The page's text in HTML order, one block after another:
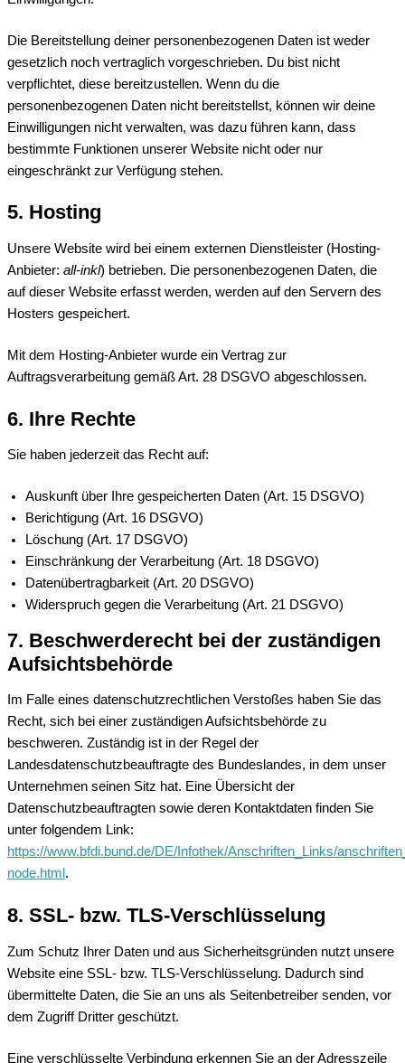
Die Bereitstellung deiner personenbezogenen Daten ist weder
gesetzlich noch vertraglich vorgeschrieben. Du bist nicht
verpflichtet, diese bereitzustellen. Wenn du die
personenbezogenen Daten nicht bereitstellst, können wir deine
Einwilligungen nicht verwalten, was dazu führen kann, dass
bestimmte Funktionen unserer Website nicht oder nur
eingeschränkt zur Verfügung stehen.
5. Hosting
Unsere Website wird bei einem externen Dienstleister (Hosting-
Anbieter: all-inkl) betrieben. Die personenbezogenen Daten, die
auf dieser Website erfasst werden, werden auf den Servern des
Hosters gespeichert.
Mit dem Hosting-Anbieter wurde ein Vertrag zur
Auftragsverarbeitung gemäß Art. 28 DSGVO abgeschlossen.
6. Ihre Rechte
Sie haben jederzeit das Recht auf:
Auskunft über Ihre gespeicherten Daten (Art. 15 DSGVO)
Berichtigung (Art. 16 DSGVO)
Löschung (Art. 17 DSGVO)
Einschränkung der Verarbeitung (Art. 18 DSGVO)
Datenübertragbarkeit (Art. 20 DSGVO)
Widerspruch gegen die Verarbeitung (Art. 21 DSGVO)
7. Beschwerderecht bei der zuständigen
Aufsichtsbehörde
Im Falle eines datenschutzrechtlichen Verstoßes haben Sie das
Recht, sich bei einer zuständigen Aufsichtsbehörde zu
beschweren. Zuständig ist in der Regel der
Landesdatenschutzbeauftragte des Bundeslandes, in dem unser
Unternehmen seinen Sitz hat. Eine Übersicht der
Datenschutzbeauftragten sowie deren Kontaktdaten finden Sie
unter folgendem Link:
https://www.bfdi.bund.de/DE/Infothek/Anschriften_Links/
node.html .
8. SSL- bzw. TLS-Verschlüsselung
Zum Schutz Ihrer Daten und aus Sicherheitsgründen nutzt unsere
Website eine SSL- bzw. TLS-Verschlüsselung. Dadurch sind
übermittelte Daten, die Sie an uns als Seitenbetreiber senden, vor
dem Zugriff Dritter geschützt.
Eine verschlüsselte Verbindung erkennen Sie an der Adresszeile